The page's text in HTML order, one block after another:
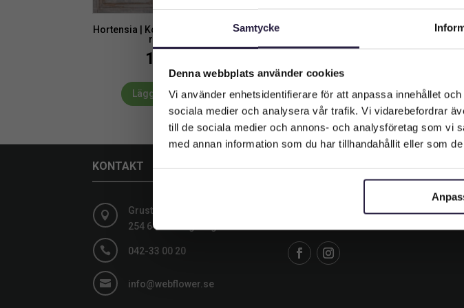
Samtycke
Denna webbplats använder cookies
Vi använder enhetsidentifierare för att anpassa innehållet
sociala medier och analysera vår trafik. Vi vidarebefordrar
till de sociala medier och annons- och analysföretag som vi
med annan information som du har tillhandahållit eller som
Hortensia | Konstgjord jätteblomma
rosa 65 cm
1249
Lägg till i varukorg
KONTAKT

Grustagsgatan 13,
254 64 Helsingborg
 042-33 00 20
 info@webflower.se
SOCIALA MEDIER
Följ oss och gilla oss på sociala
Välkommen
Vilken typ av kund är du? Du